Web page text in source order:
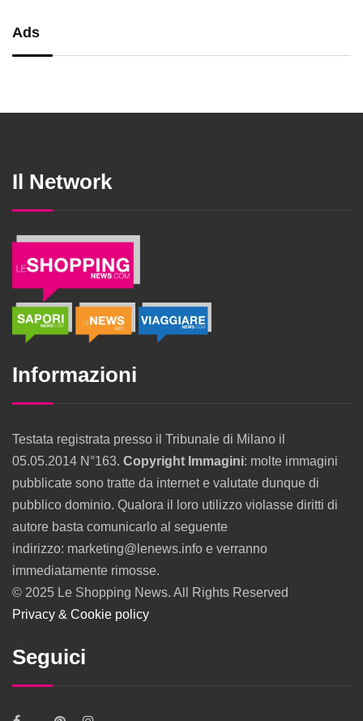
Ads
Il Network
Informazioni
Testata registrata presso il Tribunale di Milano il
05.05.2014 N°163. Copyright Immagini: molte immagini
pubblicate sono tratte da internet e valutate dunque di
pubblico dominio. Qualora il loro utilizzo violasse diritti di
autore basta comunicarlo al seguente
indirizzo: marketing@lenews.info e verranno
immediatamente rimosse.
© 2025 Le Shopping News. All Rights Reserved
Privacy & Cookie policy
Seguici